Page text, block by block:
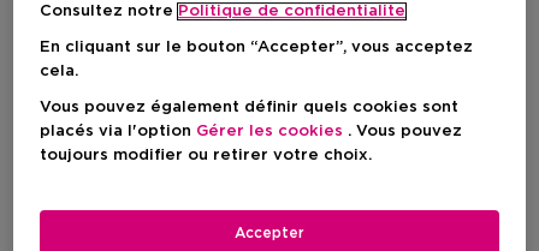
Consultez notre Politique de confidentialite
En cliquant sur le bouton “Accepter”, vous acceptez
cela.
Vous pouvez également définir quels cookies sont
placés via l'option Gérer les cookies . Vous pouvez
toujours modifier ou retirer votre choix.
Accepter